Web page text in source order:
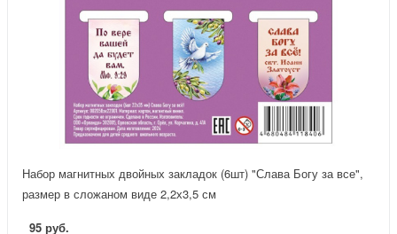
Набор магнитных двойных закладок (6шт) "Слава Богу за все",
размер в сложаном виде 2,2х3,5 см
95 руб.